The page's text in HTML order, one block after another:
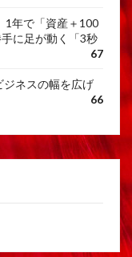
1年で「資産＋100
に足が動く「3秒
67
ネスの幅を広げ
66